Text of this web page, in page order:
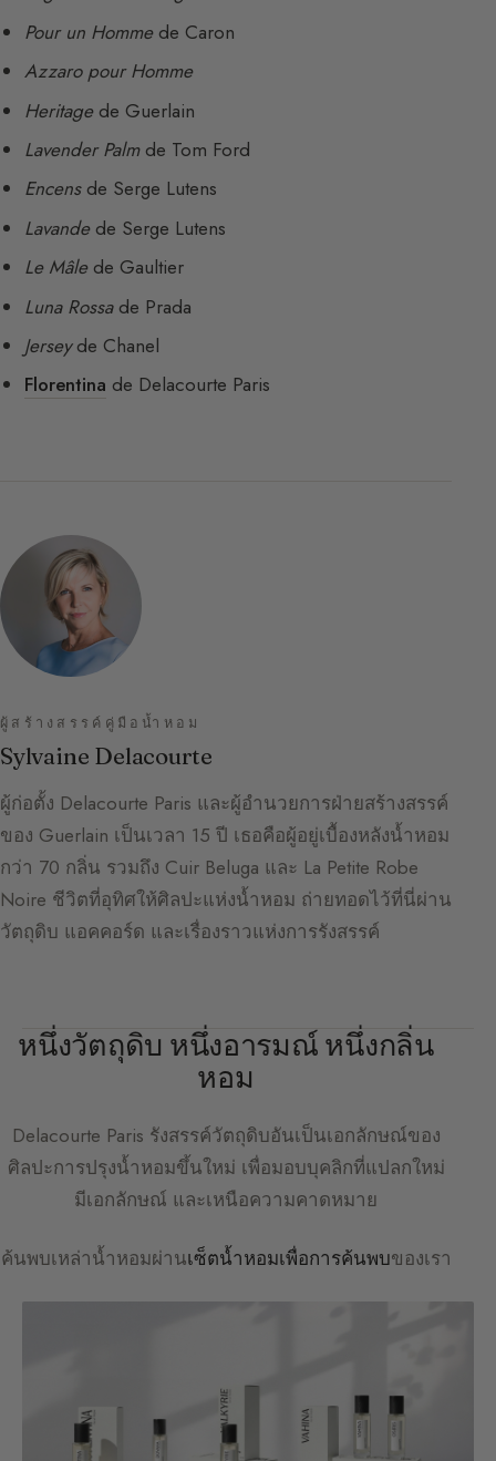
Pour un Hommede Caron
Azzaro pour Homme
Heritagede Guerlain
Lavender Palmde Tom Ford
Encensde Serge Lutens
Lavandede Serge Lutens
Le Mâlede Gaultier
Luna Rossade Prada
Jerseyde Chanel
Florentina de Delacourte Paris
ผู้สร้างสรรค์คู่มือน้ำหอม
Sylvaine Delacourte
ผู้ก่อตั้ง Delacourte Paris และผู้อำนวยการฝ่ายสร้างสรรค์
ของ Guerlain เป็นเวลา 15 ปี เธอคือผู้อยู่เบื้องหลังน้ำหอม
กว่า 70 กลิ่น รวมถึง Cuir Beluga และ La Petite Robe
Noire ชีวิตที่อุทิศให้ศิลปะแห่งน้ำหอม ถ่ายทอดไว้ที่นี่ผ่าน
วัตถุดิบ แอคคอร์ด และเรื่องราวแห่งการรังสรรค์
หนึ่งวัตถุดิบ หนึ่งอารมณ์ หนึ่งกลิ่น
หอม
Delacourte Paris รังสรรค์วัตถุดิบอันเป็นเอกลักษณ์ของ
ศิลปะการปรุงน้ำหอมขึ้นใหม่ เพื่อมอบบุคลิกที่แปลกใหม่
มีเอกลักษณ์ และเหนือความคาดหมาย
ค้นพบเหล่าน้ำหอมผ่านเซ็ตน้ำหอมเพื่อการค้นพบของเรา